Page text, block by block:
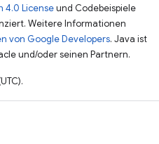
4.0 Licenseund Codebeispiele
Weitere Informationen
von Google Developers. Java ist
und/oder seinen Partnern.